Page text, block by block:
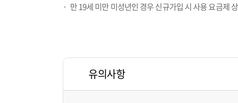
만 19세 미만 미성년인 경우 신규가입 시 사용 요금제
유의사항